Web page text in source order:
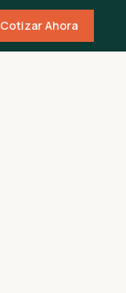
Cotizar Ahora